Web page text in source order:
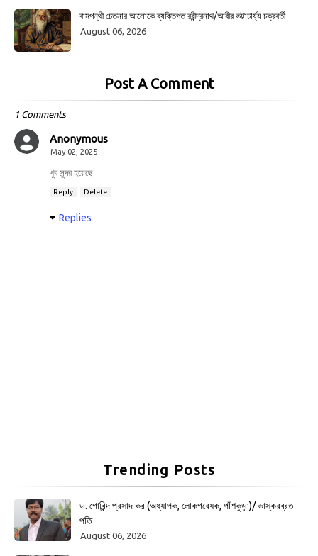
বামপন্থী চেতনার আলোকে ব্যক্তিগত রবীন্দ্রনাথ/আবীর ভট্টাচার্য্য চক্রবর্তী
August 06, 2026
Post A Comment
1 Comments
Anonymous
May 02, 2025
খুব সুন্দর হয়েছে
Reply Delete
Replies
Trending Posts
ড. গোবিন্দ প্রসাদ কর (অধ্যাপক, লোকগবেষক, পাঁশকুড়া)/ ভাস্করব্রত
পতি
August 06, 2026